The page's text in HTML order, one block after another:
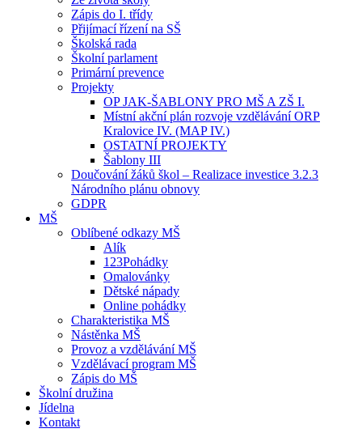
Zápis do I. třídy
Přijímací řízení na SŠ
Školská rada
Školní parlament
Primární prevence
Projekty
OP JAK-ŠABLONY PRO MŠ A ZŠ I.
Místní akční plán rozvoje vzdělávání ORP
Kralovice IV. (MAP IV.)
OSTATNÍ PROJEKTY
Šablony III
Doučování žáků škol – Realizace investice 3.2.3
Národního plánu obnovy
GDPR
MŠ
Oblíbené odkazy MŠ
Alík
123Pohádky
Omalovánky
Dětské nápady
Online pohádky
Charakteristika MŠ
Nástěnka MŠ
Provoz a vzdělávání MŠ
Vzdělávací program MŠ
Zápis do MŠ
Školní družina
Jídelna
Kontakt